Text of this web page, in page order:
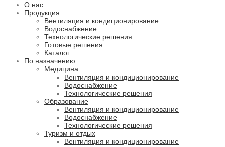
О нас
Продукция
Вентиляция и кондиционирование
Водоснабжение
Технологические решения
Готовые решения
Каталог
По назначению
Медицина
Вентиляция и кондиционирование
Водоснабжение
Технологические решения
Образование
Вентиляция и кондиционирование
Водоснабжение
Технологические решения
Туризм и отдых
Вентиляция и кондиционирование